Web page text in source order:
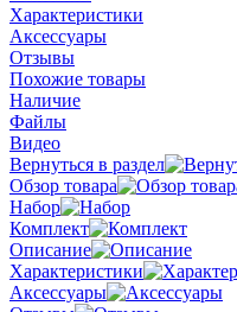
Характеристики
Аксессуары
Отзывы
Похожие товары
Наличие
Файлы
Видео
Вернуться в раздел
Обзор товара
Набор
Комплект
Описание
Характеристики
Аксессуары